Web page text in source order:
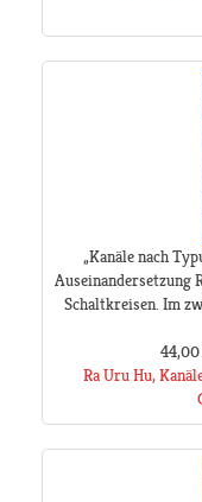
„Kanäle nach
Auseinandersetzung
Schaltkreisen. Im
Ra Uru Hu,